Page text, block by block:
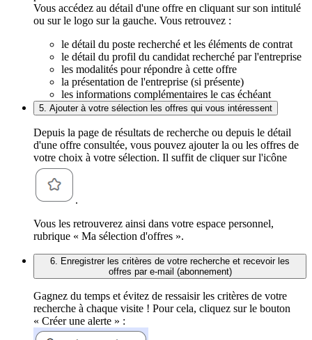
Vous accédez au détail d'une offre en cliquant sur son intitulé
ou sur le logo sur la gauche. Vous retrouvez :
le détail du poste recherché et les éléments de contrat
le détail du profil du candidat recherché par l'entreprise
les modalités pour répondre à cette offre
la présentation de l'entreprise (si présente)
les informations complémentaires le cas échéant
5. Ajouter à votre sélection les offres qui vous intéressent
Depuis la page de résultats de recherche ou depuis le détail
d'une offre consultée, vous pouvez ajouter la ou les offres de
votre choix à votre sélection. Il suffit de cliquer sur l'icône
.
Vous les retrouverez ainsi dans votre espace personnel,
rubrique « Ma sélection d'offres ».
6. Enregistrer les critères de votre recherche et recevoir les
offres par e-mail (abonnement)
Gagnez du temps et évitez de ressaisir les critères de votre
recherche à chaque visite ! Pour cela, cliquez sur le bouton
« Créer une alerte » :